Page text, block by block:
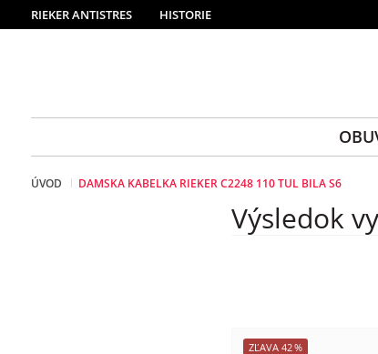
Výsledok
ZĽAVA 42%
RIEKER ANTISTRES HISTORIE
ÚVOD DAMSKA KABELKA RIEKER C2248 110 TUL BILA S6